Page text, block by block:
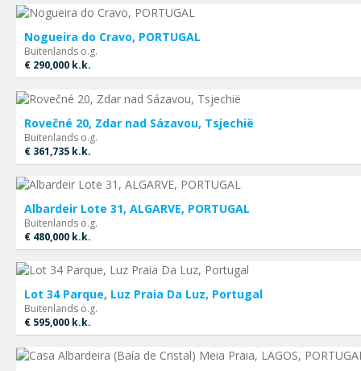
Nogueira do Cravo, PORTUGAL
Buitenlands o.g.
€ 290,000 k.k.
Rovečné 20, Zdar nad Sázavou, Tsjechië
Buitenlands o.g.
€ 361,735 k.k.
Albardeir Lote 31, ALGARVE, PORTUGAL
Buitenlands o.g.
€ 480,000 k.k.
Lot 34 Parque, Luz Praia Da Luz, Portugal
Buitenlands o.g.
€ 595,000 k.k.